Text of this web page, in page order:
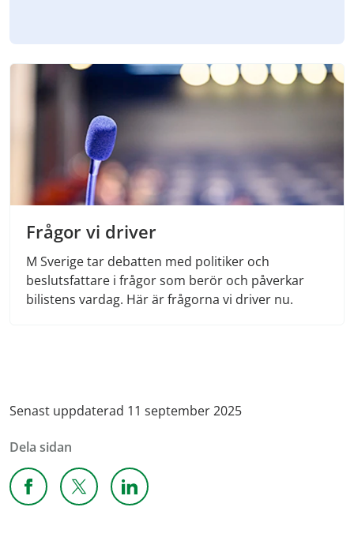
Frågor vi driver
M Sverige tar debatten med politiker och
beslutsfattare i frågor som berör och påverkar
bilistens vardag. Här är frågorna vi driver nu.
Senast uppdaterad 11 september 2025
Dela sidan
Dela sidan på Facebook
Dela sidan på XDela sidan på Linkedin